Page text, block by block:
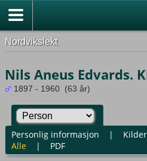
Nordvikslekt
Nils Aneus Edvards.
1897 - 1960 (63 år)
Personlig informasjon | Kilder
Alle| PDF